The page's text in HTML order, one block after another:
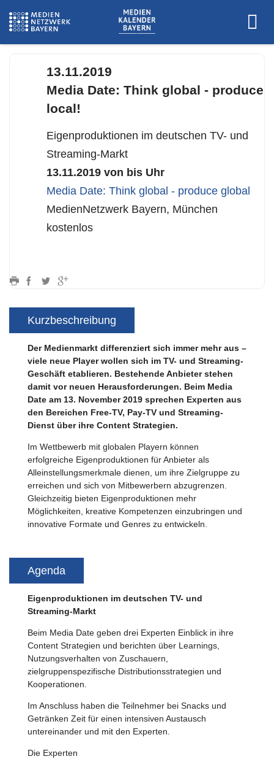
13.11.2019
Media Date: Think global - produce
local!
Eigenproduktionen im deutschen TV- und
Streaming-Markt
13.11.2019 von bis Uhr
Media Date: Think global - produce global
MedienNetzwerk Bayern, München
kostenlos
Kurzbeschreibung
Der Medienmarkt differenziert sich immer mehr aus –
viele neue Player wollen sich im TV- und Streaming-
Geschäft etablieren. Bestehende Anbieter stehen
damit vor neuen Herausforderungen. Beim Media
Date am 13. November 2019 sprechen Experten aus
den Bereichen Free-TV, Pay-TV und Streaming-
Dienst über ihre Content Strategien.
Im Wettbewerb mit globalen Playern können
erfolgreiche Eigenproduktionen für Anbieter als
Alleinstellungsmerkmale dienen, um ihre Zielgruppe zu
erreichen und sich von Mitbewerbern abzugrenzen.
Gleichzeitig bieten Eigenproduktionen mehr
Möglichkeiten, kreative Kompetenzen einzubringen und
innovative Formate und Genres zu entwickeln.
Agenda
Eigenproduktionen im deutschen TV- und
Streaming-Markt
Beim Media Date geben drei Experten Einblick in ihre
Content Strategien und berichten über Learnings,
Nutzungsverhalten von Zuschauern,
zielgruppenspezifische Distributionsstrategien und
Kooperationen.
Im Anschluss haben die Teilnehmer bei Snacks und
Getränken Zeit für einen intensiven Austausch
untereinander und mit den Experten.
Die Experten